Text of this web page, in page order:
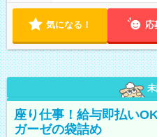
気になる！ 応
座り仕事！給与即払い
ガーゼの袋詰め